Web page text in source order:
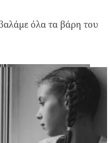
όλα τα βάρη του